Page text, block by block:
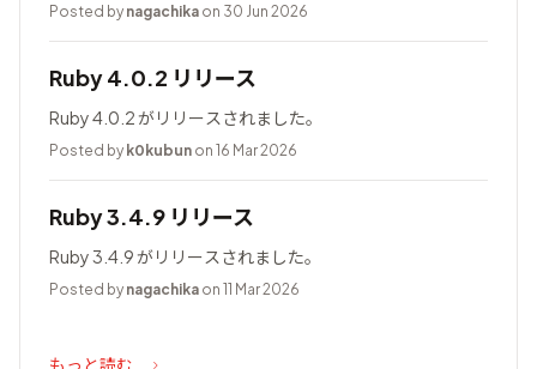
Posted by nagachika on 30 Jun 2026
Ruby 4.0.2 リリース
Ruby 4.0.2 がリリースされました。
Posted by k0kubun on 16 Mar 2026
Ruby 3.4.9 リリース
Ruby 3.4.9 がリリースされました。
Posted by nagachika on 11 Mar 2026
もっと読む...